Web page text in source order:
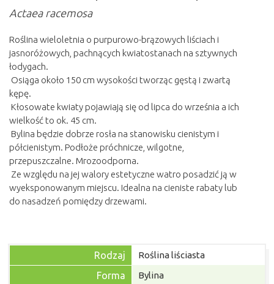
Actaea racemosa
Roślina wieloletnia o purpurowo-brązowych liściach i
jasnoróżowych, pachnących kwiatostanach na sztywnych
łodygach.
Osiąga około 150 cm wysokości tworząc gęstą i zwartą
kępę.
Kłosowate kwiaty pojawiają się od lipca do września a ich
wielkość to ok. 45 cm.
Bylina będzie dobrze rosła na stanowisku cienistym i
półcienistym. Podłoże próchnicze, wilgotne,
przepuszczalne. Mrozoodporna.
Ze względu na jej walory estetyczne watro posadzić ją w
wyeksponowanym miejscu. Idealna na cieniste rabaty lub
do nasadzeń pomiędzy drzewami.
Rodzaj Roślina liściasta
Forma Bylina